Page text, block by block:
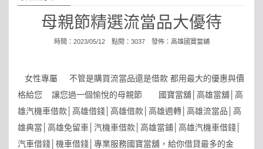
母親節精選流當品大優待
時間：2023/05/12 點閱：3037 發佈： 高雄國寶當舖
女性專屬 不管是購買流當品還是借款 都用最大的優惠與價
格給您 讓您過一個愉悅的母親節 國寶當舖│高雄當舖│高
雄汽機車借款│高雄借錢│高雄借款│高雄週轉│高雄流當品│高
雄典當│高雄免留車│汽機車借款│高雄當鋪│高雄汽機車借錢│
汽車借錢│機車借錢│專業服務國寶當舖，給你借貸最多的金